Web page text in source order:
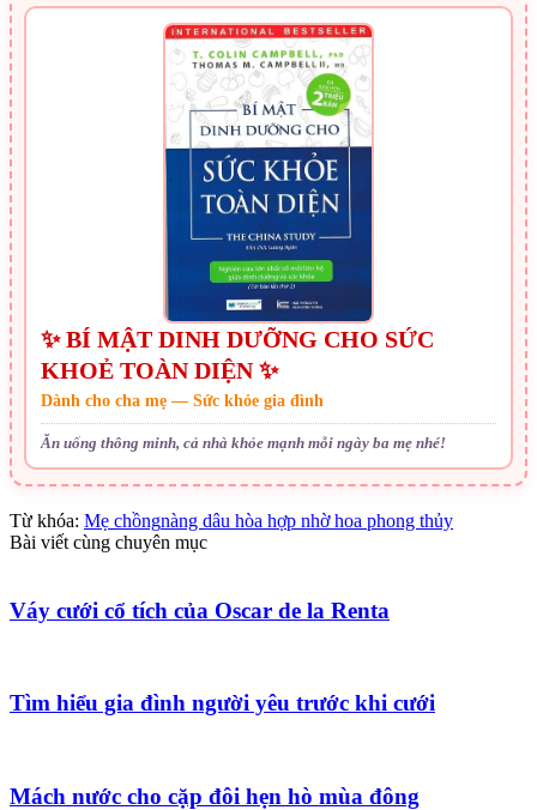
✨ BÍ MẬT DINH DƯỠNG CHO SỨC
KHOẺ TOÀN DIỆN ✨
Dành cho cha mẹ — Sức khỏe gia đình
Ăn uống thông minh, cả nhà khỏe mạnh mỗi ngày ba mẹ nhé!
Từ khóa: Mẹ chồngnàng dâu hòa hợp nhờ hoa phong thủy
Bài viết cùng chuyên mục
Váy cưới cổ tích của Oscar de la Renta
Tìm hiểu gia đình người yêu trước khi cưới
Mách nước cho cặp đôi hẹn hò mùa đông